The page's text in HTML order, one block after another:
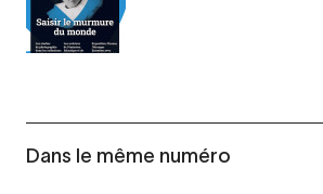
Dans le même numéro